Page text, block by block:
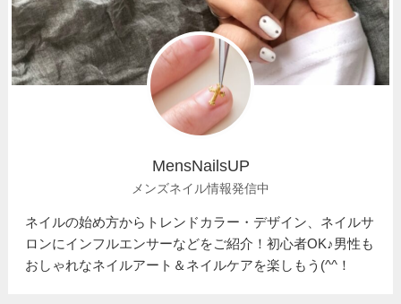
MensNailsUP
メンズネイル情報発信中
ネイルの始め方からトレンドカラー・デザイン、ネイルサ
ロンにインフルエンサーなどをご紹介！初心者OK♪男性も
おしゃれなネイルアート＆ネイルケアを楽しもう(^^！